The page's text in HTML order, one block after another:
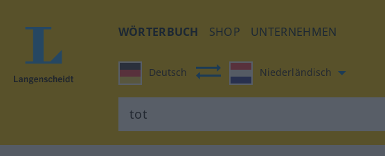
WÖRTERBUCH SHOP UNTERNEHMEN
Deutsch Niederländisch